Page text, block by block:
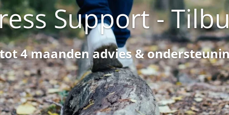
Support -
4 maanden advies &